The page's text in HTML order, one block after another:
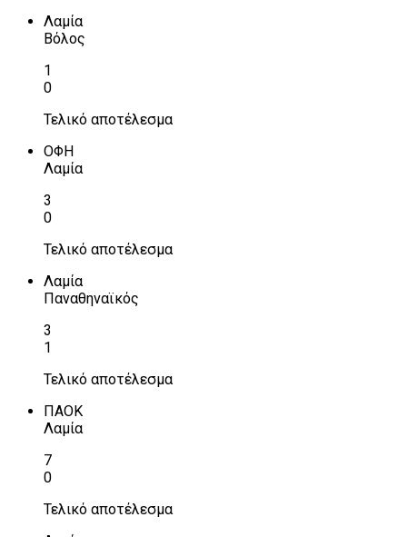
Λαμία
Βόλος
1
0
Τελικό αποτέλεσμα
ΟΦΗ
Λαμία
3
0
Τελικό αποτέλεσμα
Λαμία
Παναθηναϊκός
3
1
Τελικό αποτέλεσμα
ΠΑΟΚ
Λαμία
7
0
Τελικό αποτέλεσμα